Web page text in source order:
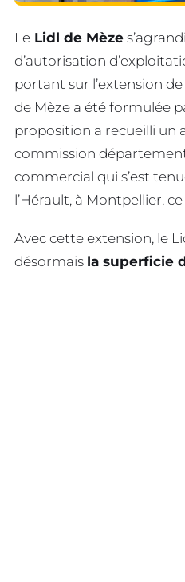
Le Lidl de Mèze
d’autorisation
portant sur l’extension de
de Mèze a été formulée
proposition a recueilli un
commission
commercial qui s’est
l’Hérault, à Montpellier,
Avec cette extension, le
désormais la superficie